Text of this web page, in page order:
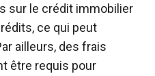
sur le crédit immobilier
ce qui peut
ailleurs, des frais
être requis pour